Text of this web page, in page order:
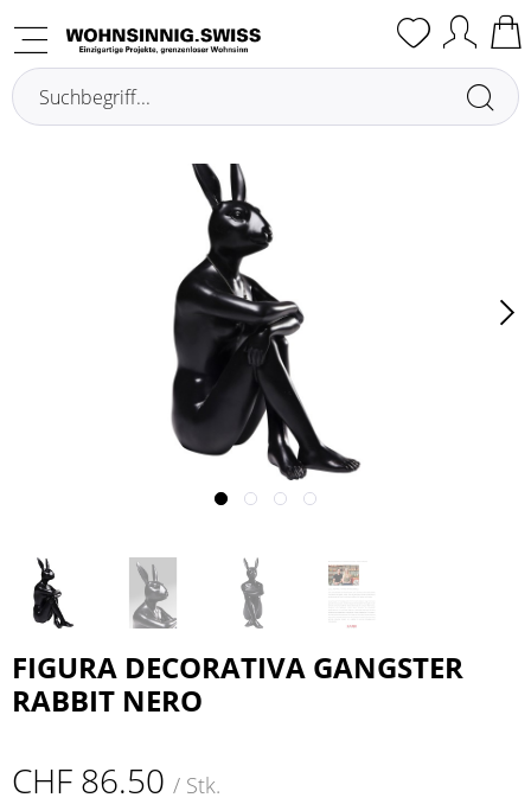
ÜbersichtFigure decorative / Miniature
FIGURA DECORATIVA GANGSTER
RABBIT NERO
CHF 86.50 / Stk.